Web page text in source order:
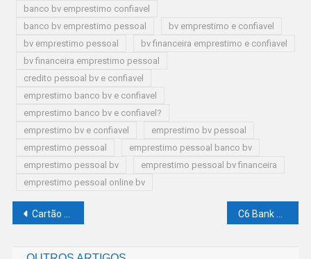
banco bv emprestimo confiavel
banco bv emprestimo pessoal
bv emprestimo e confiavel
bv emprestimo pessoal
bv financeira emprestimo e confiavel
bv financeira emprestimo pessoal
credito pessoal bv e confiavel
emprestimo banco bv e confiavel
emprestimo banco bv e confiavel?
emprestimo bv e confiavel
emprestimo bv pessoal
emprestimo pessoal
emprestimo pessoal banco bv
emprestimo pessoal bv
emprestimo pessoal bv financeira
emprestimo pessoal online bv
Navegação
Cartão de Crédito XP Cashback vale a pena? Veja como funciona, benefícios e retorno real